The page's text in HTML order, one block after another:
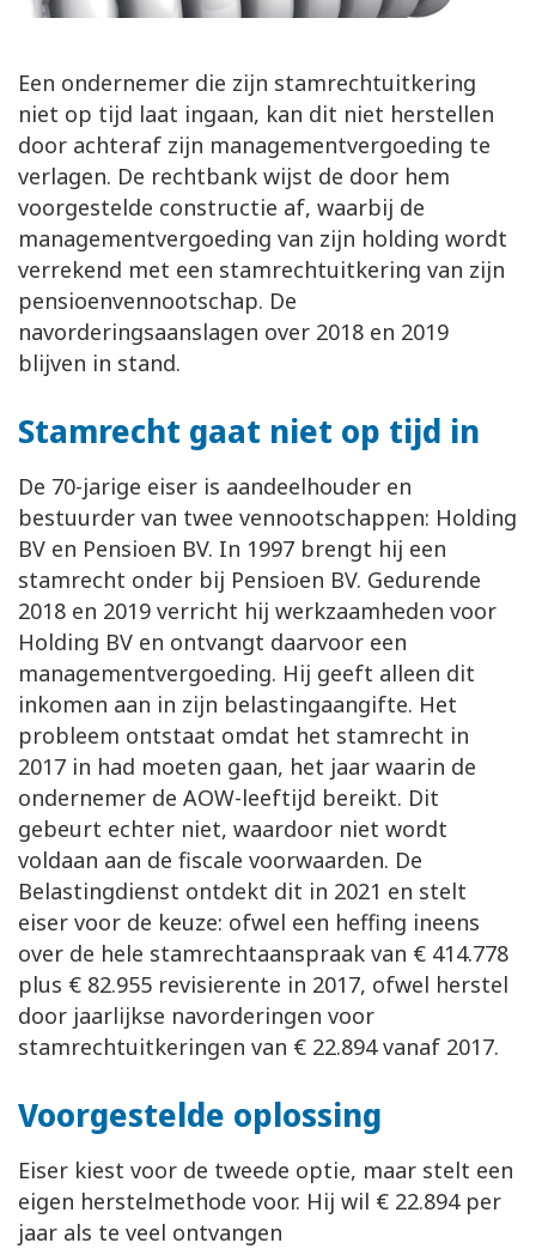
Een ondernemer die zijn stamrechtuitkering
niet op tijd laat ingaan, kan dit niet herstellen
door achteraf zijn managementvergoeding te
verlagen. De rechtbank wijst de door hem
voorgestelde constructie af, waarbij de
managementvergoeding van zijn holding wordt
verrekend met een stamrechtuitkering van zijn
pensioenvennootschap. De
navorderingsaanslagen over 2018 en 2019
blijven in stand.
Stamrecht gaat niet op tijd in
De 70-jarige eiser is aandeelhouder en
bestuurder van twee vennootschappen: Holding
BV en Pensioen BV. In 1997 brengt hij een
stamrecht onder bij Pensioen BV. Gedurende
2018 en 2019 verricht hij werkzaamheden voor
Holding BV en ontvangt daarvoor een
managementvergoeding. Hij geeft alleen dit
inkomen aan in zijn belastingaangifte. Het
probleem ontstaat omdat het stamrecht in
2017 in had moeten gaan, het jaar waarin de
ondernemer de AOW-leeftijd bereikt. Dit
gebeurt echter niet, waardoor niet wordt
voldaan aan de fiscale voorwaarden. De
Belastingdienst ontdekt dit in 2021 en stelt
eiser voor de keuze: ofwel een heffing ineens
over de hele stamrechtaanspraak van € 414.778
plus € 82.955 revisierente in 2017, ofwel herstel
door jaarlijkse navorderingen voor
stamrechtuitkeringen van € 22.894 vanaf 2017.
Voorgestelde oplossing
Eiser kiest voor de tweede optie, maar stelt een
eigen herstelmethode voor. Hij wil € 22.894 per
jaar als te veel ontvangen